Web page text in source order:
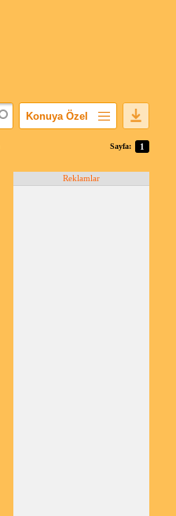
Konuya Özel
Popüler Mesajlar
Sayfa: 1
Reklamlar